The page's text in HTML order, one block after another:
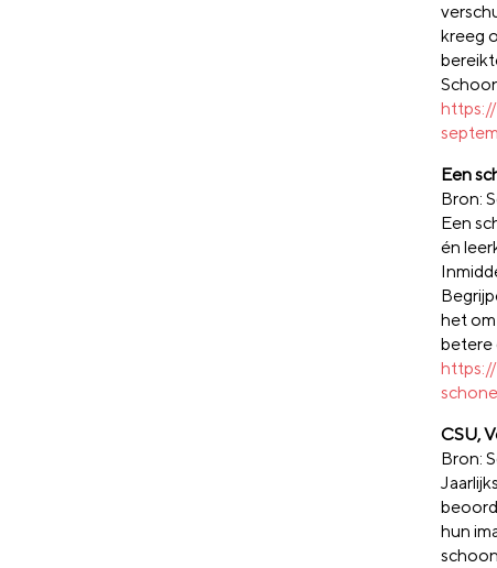
kreeg
Een
Bron:
Een
én
het om
betere
CSU,
Bron:
hun